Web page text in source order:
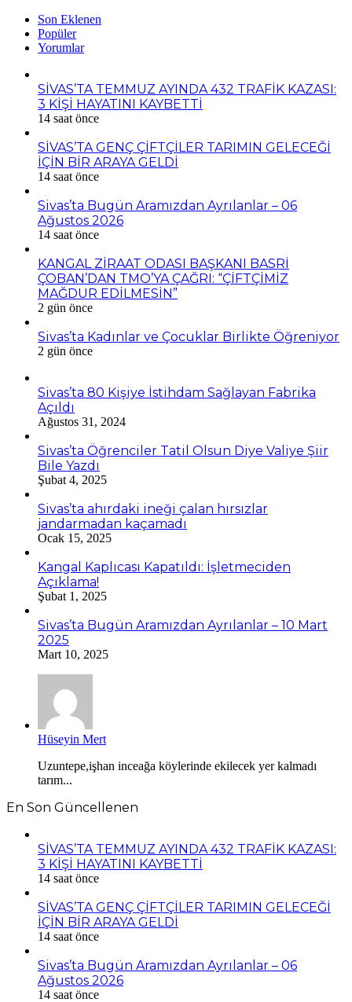
Son Eklenen
Popüler
Yorumlar
SİVAS’TA TEMMUZ AYINDA 432 TRAFİK KAZASI:
3 KİŞİ HAYATINI KAYBETTİ
14 saat önce
SİVAS’TA GENÇ ÇİFTÇİLER TARIMIN GELECEĞİ
İÇİN BİR ARAYA GELDİ
14 saat önce
Sivas’ta Bugün Aramızdan Ayrılanlar – 06
Ağustos 2026
14 saat önce
KANGAL ZİRAAT ODASI BAŞKANI BASRİ
ÇOBAN’DAN TMO’YA ÇAĞRI: “ÇİFTÇİMİZ
MAĞDUR EDİLMESİN”
2 gün önce
Sivas’ta Kadınlar ve Çocuklar Birlikte Öğreniyor
2 gün önce
Sivas’ta 80 Kişiye İstihdam Sağlayan Fabrika
Açıldı
Ağustos 31, 2024
Sivas’ta Öğrenciler Tatil Olsun Diye Valiye Şiir
Bile Yazdı
Şubat 4, 2025
Sivas’ta ahırdaki ineği çalan hırsızlar
jandarmadan kaçamadı
Ocak 15, 2025
Kangal Kaplıcası Kapatıldı: İşletmeciden
Açıklama!
Şubat 1, 2025
Sivas’ta Bugün Aramızdan Ayrılanlar – 10 Mart
2025
Mart 10, 2025
Hüseyin Mert
Uzuntepe,işhan inceağa köylerinde ekilecek yer kalmadı
tarım...
En Son Güncellenen
SİVAS’TA TEMMUZ AYINDA 432 TRAFİK KAZASI:
3 KİŞİ HAYATINI KAYBETTİ
14 saat önce
SİVAS’TA GENÇ ÇİFTÇİLER TARIMIN GELECEĞİ
İÇİN BİR ARAYA GELDİ
14 saat önce
Sivas’ta Bugün Aramızdan Ayrılanlar – 06
Ağustos 2026
14 saat önce